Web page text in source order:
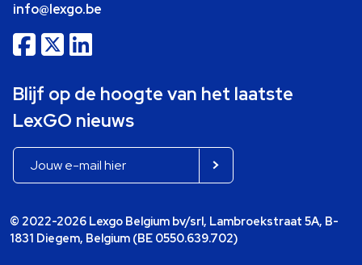
info@lexgo.be
Blijf op de hoogte van het laatste
LexGO nieuws
© 2022-2026 Lexgo Belgium bv/srl, Lambroekstraat 5A, B-
1831 Diegem, Belgium (BE 0550.639.702)